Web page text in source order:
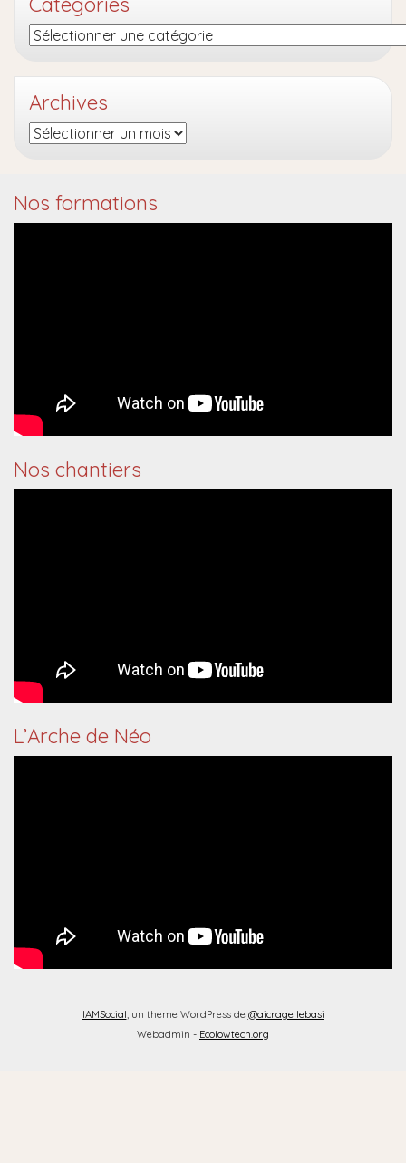
Catégories
Archives
Archives
Nos formations
Nos chantiers
L’Arche de Néo
IAMSocial, un theme WordPress de @aicragellebasi
Webadmin - Ecolowtech.org